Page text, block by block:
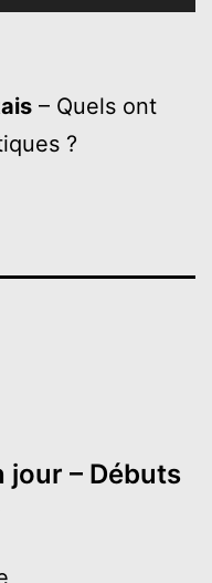
– Quels ont
?
jour – Débuts